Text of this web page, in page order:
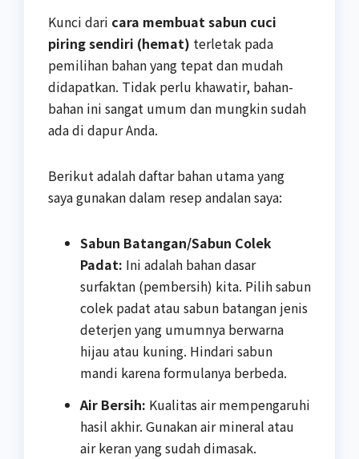
Kunci dari cara membuat sabun cuci
piring sendiri (hemat) terletak pada
pemilihan bahan yang tepat dan mudah
didapatkan. Tidak perlu khawatir, bahan-
bahan ini sangat umum dan mungkin sudah
ada di dapur Anda.
Berikut adalah daftar bahan utama yang
saya gunakan dalam resep andalan saya:
Sabun Batangan/Sabun Colek
Padat: Ini adalah bahan dasar
surfaktan (pembersih) kita. Pilih sabun
colek padat atau sabun batangan jenis
deterjen yang umumnya berwarna
hijau atau kuning. Hindari sabun
mandi karena formulanya berbeda.
Air Bersih: Kualitas air mempengaruhi
hasil akhir. Gunakan air mineral atau
air keran yang sudah dimasak.